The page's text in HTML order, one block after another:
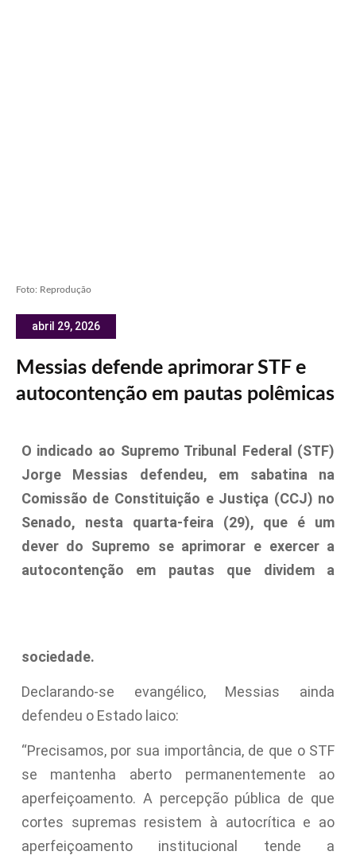
Foto: Reprodução
abril 29, 2026
Messias defende aprimorar STF e
autocontenção em pautas polêmicas
O indicado ao Supremo Tribunal Federal (STF)
Jorge Messias defendeu, em sabatina na
Comissão de Constituição e Justiça (CCJ) no
Senado, nesta quarta-feira (29), que é um
dever do Supremo se aprimorar e exercer a
autocontenção em pautas que dividem a
sociedade.
Declarando-se evangélico, Messias ainda
defendeu o Estado laico:
“Precisamos, por sua importância, de que o STF
se mantenha aberto permanentemente ao
aperfeiçoamento. A percepção pública de que
cortes supremas resistem à autocrítica e ao
aperfeiçoamento institucional tende a